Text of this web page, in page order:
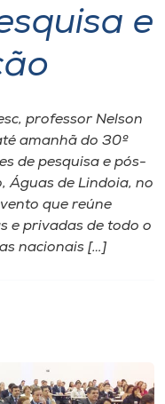
e
professor Nelson
amanhã do 30º
de pesquisa e pós-
Águas de Lindoia, no
que reúne
e privadas de todo o
nacionais […]